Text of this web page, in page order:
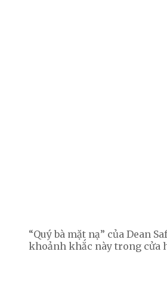
“Quý bà mặt nạ” của Dean
khoảnh khắc này trong cửa